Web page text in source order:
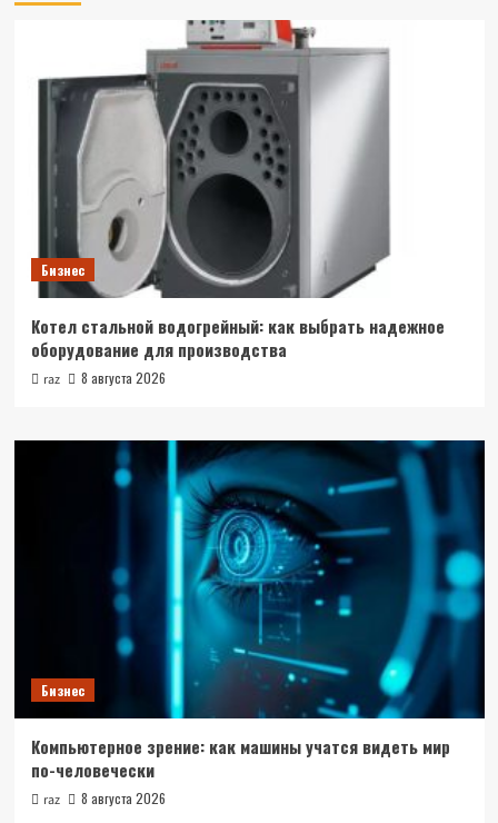
Бизнес
Котел стальной водогрейный: как выбрать надежное
оборудование для производства
raz 8 августа 2026
Бизнес
Компьютерное зрение: как машины учатся видеть мир
по-человечески
raz 8 августа 2026